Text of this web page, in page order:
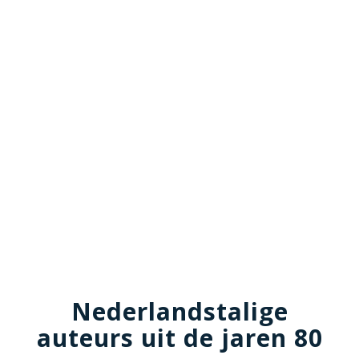
Nederlandstalige
auteurs uit de jaren 80